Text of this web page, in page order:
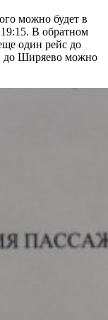
можно будет в
В обратном
один рейс до
до Ширяево можно